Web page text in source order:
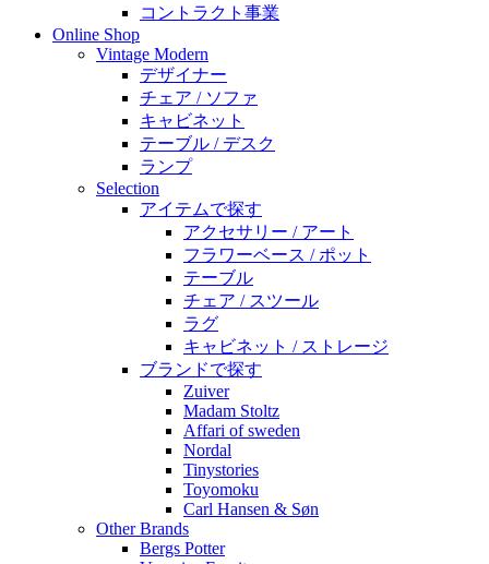
コントラクト事業
Online Shop
Vintage Modern
デザイナー
チェア / ソファ
キャビネット
テーブル / デスク
ランプ
Selection
アイテムで探す
アクセサリー / アート
フラワーベース / ポット
テーブル
チェア / スツール
ラグ
キャビネット / ストレージ
ブランドで探す
Zuiver
Madam Stoltz
Affari of sweden
Nordal
Tinystories
Toyomoku
Carl Hansen & Søn
Other Brands
Bergs Potter